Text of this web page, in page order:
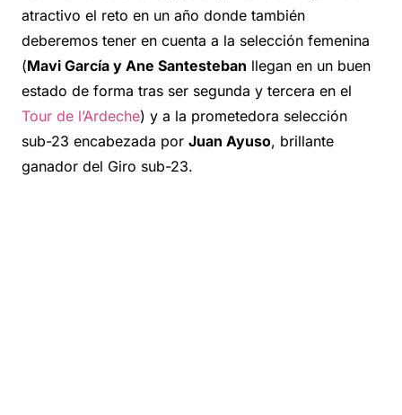
atractivo el reto en un año donde también
deberemos tener en cuenta a la selección femenina
(Mavi García y Ane Santesteban llegan en un buen
estado de forma tras ser segunda y tercera en el
Tour de l’Ardeche) y a la prometedora selección
sub-23 encabezada por Juan Ayuso, brillante
ganador del Giro sub-23.